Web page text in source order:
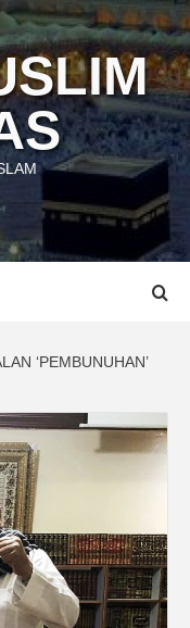
‘PEMBUNUHAN’